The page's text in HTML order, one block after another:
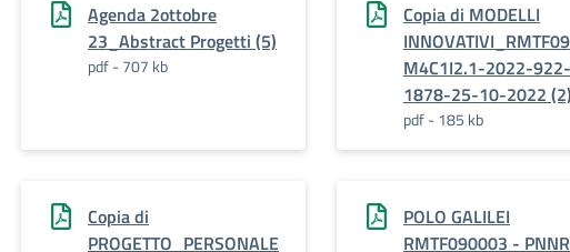
Agenda 2ottobre
23_Abstract Progetti (5)
pdf - 707 kb
Copia di MODELLI
M4C1I2.1-2022-
1878-25-10-2022 (2)
pdf - 185 kb
Copia di
PROGETTO_PERSONALE
POLO GALILEI
RMTF090003 - PNNR